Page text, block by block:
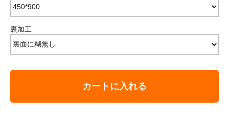
裏加工
カートに入れる